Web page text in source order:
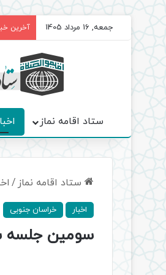
جمعه, 16 مرداد 1405 آخرین
ستاد اقامه نماز
ستاد اقامه نماز /
اخبار خراسان جنوبی
سومین جلسه